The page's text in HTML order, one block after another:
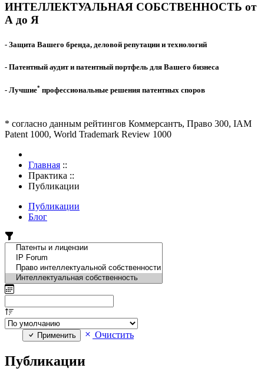
ИНТЕЛЛЕКТУАЛЬНАЯ СОБСТВЕННОСТЬ от
А до Я
- Защита Вашего бренда, деловой репутации и технологий
- Патентный аудит и патентный портфель для Вашего бизнеса
- Лучшие* профессиональные решения патентных споров
* согласно данным рейтингов Коммерсантъ, Право 300, IAM
Patent 1000, World Trademark Review 1000
Главная ::
Практика ::
Публикации
Публикации
Блог
Применить Очистить
Публикации